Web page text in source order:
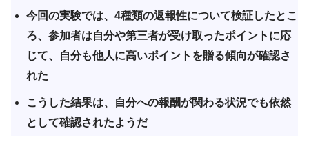
今回の実験では、4種類の返報性について検証したとこ
ろ、参加者は自分や第三者が受け取ったポイントに応
じて、自分も他人に高いポイントを贈る傾向が確認さ
れた
こうした結果は、自分への報酬が関わる状況でも依然
として確認されたようだ